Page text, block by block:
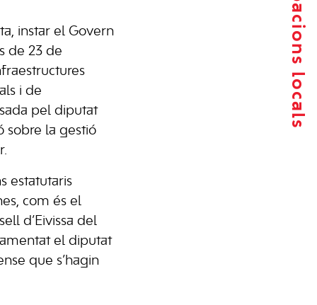
instar el Govern
de 23 de
i de
pel diputat
sobre la gestió
estatutaris
com és el
d’Eivissa del
el diputat
que s’hagin